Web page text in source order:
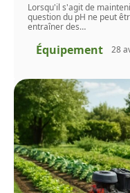
Lorsqu'il s'agit de
question du pH ne peut
entraîner des…
Équipement 28